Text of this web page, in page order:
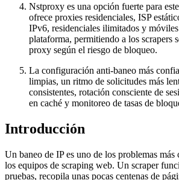
Nstproxy es una opción fuerte para
ofrece proxies residenciales, ISP
IPv6, residenciales ilimitados y
plataforma, permitiendo a los scrapers
proxy según el riesgo de bloqueo.
La configuración anti-baneo más
limpias, un ritmo de solicitudes más
consistentes, rotación consciente de
en caché y monitoreo de tasas de
Introducción
Un baneo de IP es uno de los problemas más
los equipos de scraping web. Un scraper
pruebas, recopila unas pocas centenas de